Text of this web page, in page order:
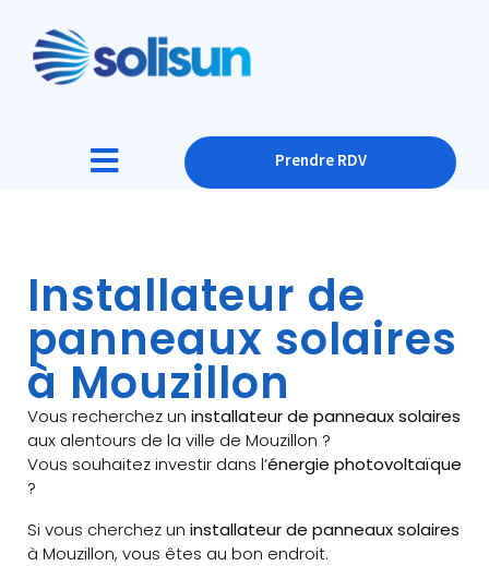
Prendre RDV
Installateur de
panneaux solaires
à Mouzillon
Vous recherchez un installateur de panneaux solaires
aux alentours de la ville de Mouzillon ?
Vous souhaitez investir dans l’énergie photovoltaïque
?
Si vous cherchez un installateur de panneaux solaires
à Mouzillon, vous êtes au bon endroit.